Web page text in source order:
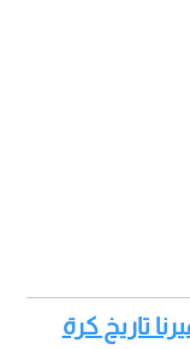
تاريخ كرة